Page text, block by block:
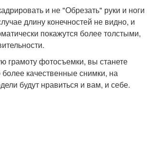
и не "Обрезать" руки и ноги
длину конечностей не видно, и
покажутся более толстыми,
грамоту фотосъемки, вы станете
более качественные снимки, на
будут нравиться и вам, и себе.